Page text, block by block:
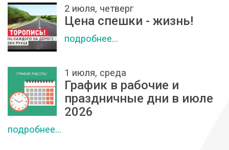
2 июля, четверг
Цена спешки - жизнь!
подробнее...
1 июля, среда
График в рабочие и
праздничные дни в июле
2026
подробнее...